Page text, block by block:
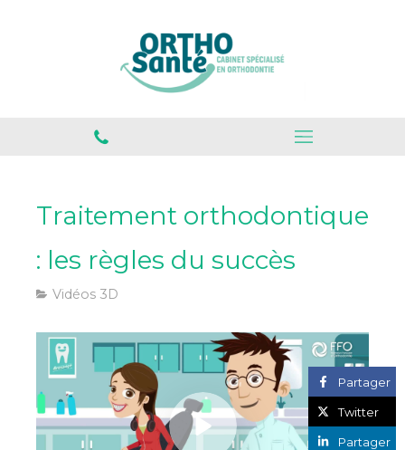
Traitement orthodontique
: les règles du succès
Vidéos 3D
Partager
Twitter
Partager